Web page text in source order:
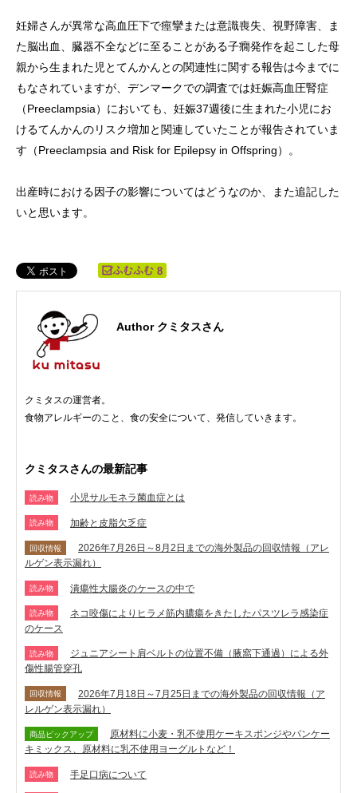
妊婦さんが異常な高血圧下で痙攣または意識喪失、視野障害、ま
た脳出血、臓器不全などに至ることがある子癇発作を起こした母
親から生まれた児とてんかんとの関連性に関する報告は今までに
もなされていますが、デンマークでの調査では妊娠高血圧腎症
（Preeclampsia）においても、妊娠37週後に生まれた小児にお
けるてんかんのリスク増加と関連していたことが報告されていま
す（Preeclampsia and Risk for Epilepsy in Offspring）。
出産時における因子の影響についてはどうなのか、また追記した
いと思います。
8
Author クミタスさん
クミタスの運営者。
食物アレルギーのこと、食の安全について、発信していきます。
クミタスさんの最新記事
読み物 小児サルモネラ菌血症とは
読み物 加齢と皮脂欠乏症
回収情報
2026年7月26日～8月2日までの海外製品の回収情報（アレ
ルゲン表示漏れ）
読み物 潰瘍性大腸炎のケースの中で
読み物
ネコ咬傷によりヒラメ筋内膿瘍をきたしたパスツレラ感染症
のケース
読み物
ジュニアシート肩ベルトの位置不備（腋窩下通過）による外
傷性腸管穿孔
回収情報
2026年7月18日～7月25日までの海外製品の回収情報（ア
レルゲン表示漏れ）
商品ピックアップ
原材料に小麦・乳不使用ケーキスポンジやパンケー
キミックス、原材料に乳不使用ヨーグルトなど！
読み物 手足口病について